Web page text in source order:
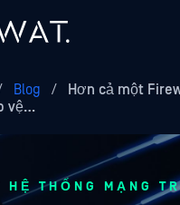
Blog /
Hơn cả một
vệ…
HỆ THỐNG MẠNG